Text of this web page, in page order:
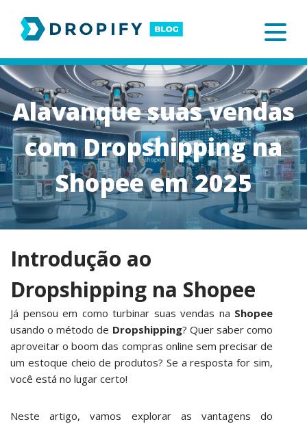
content
Alavanque suas vendas
com Dropshipping na
Shopee em 2025
Introdução ao
Dropshipping na Shopee
Já pensou em como turbinar suas vendas na Shopee
usando o método de Dropshipping? Quer saber como
aproveitar o boom das compras online sem precisar de
um estoque cheio de produtos? Se a resposta for sim,
você está no lugar certo!
Neste artigo, vamos explorar as vantagens do